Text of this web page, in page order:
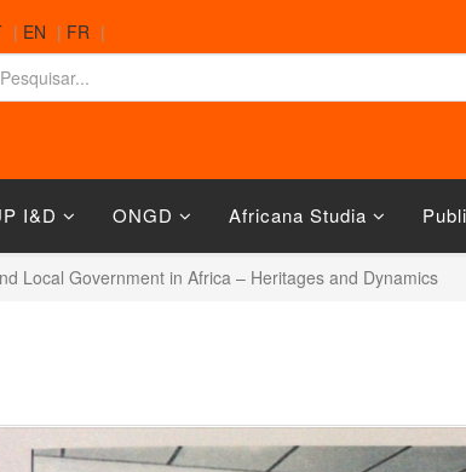
| EN | FR |
I&D ONGD Africana Studia
Local Government in Africa – Heritages and Dynamics